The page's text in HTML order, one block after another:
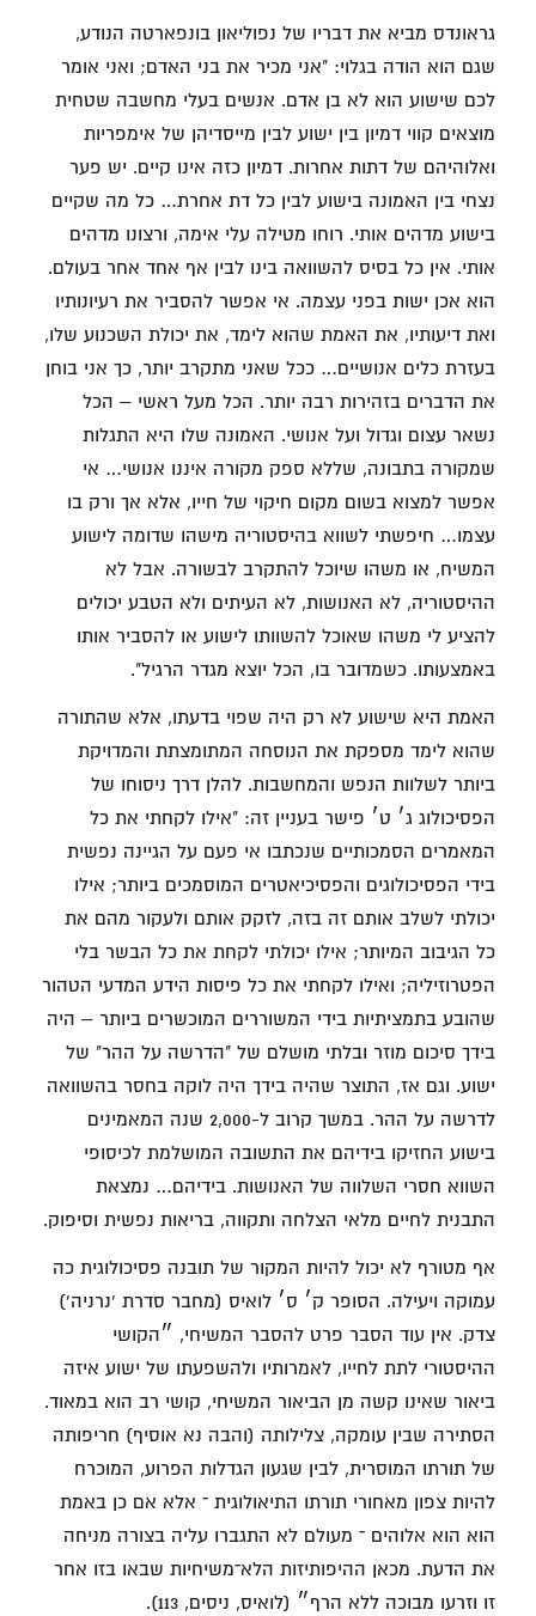
גראונדס מביא את דבריו של נפוליאון בונפארטה הנודע,
שגם הוא הודה בגלוי: "אני מכיר את בני האדם; ואני אומר
לכם שישוע הוא לא בן אדם. אנשים בעלי מחשבה שטחית
מוצאים קווי דמיון בין ישוע לבין מייסדיהן של אימפריות
ואלוהיהם של דתות אחרות. דמיון כזה אינו קיים. יש פער
נצחי בין האמונה בישוע לבין כל דת אחרת… כל מה שקיים
בישוע מדהים אותי. רוחו מטילה עלי אימה, ורצונו מדהים
אותי. אין כל בסיס להשוואה בינו לבין אף אחד אחר בעולם.
הוא אכן ישות בפני עצמה. אי אפשר להסביר את רעיונותיו
ואת דיעותיו, את האמת שהוא לימד, את יכולת השכנוע שלו,
בעזרת כלים אנושיים… ככל שאני מתקרב יותר, כך אני בוחן
את הדברים בזהירות רבה יותר. הכל מעל ראשי – הכל
נשאר עצום וגדול ועל אנושי. האמונה שלו היא התגלות
שמקורה בתבונה, שללא ספק מקורה איננו אנושי… אי
אפשר למצוא בשום מקום חיקוי של חייו, אלא אך ורק בו
עצמו… חיפשתי לשווא בהיסטוריה מישהו שדומה לישוע
המשיח, או משהו שיוכל להתקרב לבשורה. אבל לא
ההיסטוריה, לא האנושות, לא העיתים ולא הטבע יכולים
להציע לי משהו שאוכל להשוותו לישוע או להסביר אותו
באמצעותו. כשמדובר בו, הכל יוצא מגדר הרגיל".
האמת היא שישוע לא רק היה שפוי בדעתו, אלא שהתורה
שהוא לימד מספקת את הנוסחה המתומצתת והמדויקת
ביותר לשלוות הנפש והמחשבות. להלן דרך ניסוחו של
הפסיכולוג ג׳ ט׳ פישר בעניין זה: "אילו לקחתי את כל
המאמרים הסמכותיים שנכתבו אי פעם על הגיינה נפשית
בידי הפסיכולוגים והפסיכיאטרים המוסמכים ביותר; אילו
יכולתי לשלב אותם זה בזה, לזקק אותם ולעקור מהם את
כל הגיבוב המיותר; אילו יכולתי לקחת את כל הבשר בלי
הפטרוזיליה; ואילו לקחתי את כל פיסות הידע המדעי הטהור
שהובע בתמציתיות בידי המשוררים המוכשרים ביותר – היה
בידך סיכום מוזר ובלתי מושלם של "הדרשה על ההר" של
ישוע. וגם אז, התוצר שהיה בידך היה לוקה בחסר בהשוואה
לדרשה על ההר. במשך קרוב ל-2,000 שנה המאמינים
בישוע החזיקו בידיהם את התשובה המושלמת לכיסופי
השווא חסרי השלווה של האנושות. בידיהם… נמצאת
התבנית לחיים מלאי הצלחה ותקווה, בריאות נפשית וסיפוק.
אף מטורף לא יכול להיות המקור של תובנה פסיכולוגית כה
עמוקה ויעילה. הסופר ק׳ ס׳ לואיס (מחבר סדרת 'נרניה')
צדק. אין עוד הסבר פרט להסבר המשיחי, ״הקושי
ההיסטורי לתת לחייו, לאמרותיו ולהשפעתו של ישוע איזה
ביאור שאינו קשה מן הביאור המשיחי, קושי רב הוא במאוד.
הסתירה שבין עומקה, צלילותה (והבה נא אוסיף) חריפותה
של תורתו המוסרית, לבין שגעון הגדלות הפרוע, המוכרח
להיות צפון מאחורי תורתו התיאולוגית ־ אלא אם כן באמת
הוא הוא אלוהים ־ מעולם לא התגברו עליה בצורה מניחה
את הדעת. מכאן ההיפותיזות הלא־משיחיות שבאו בזו אחר
זו וזרעו מבוכה ללא הרף״ (לואיס, ניסים, 113).